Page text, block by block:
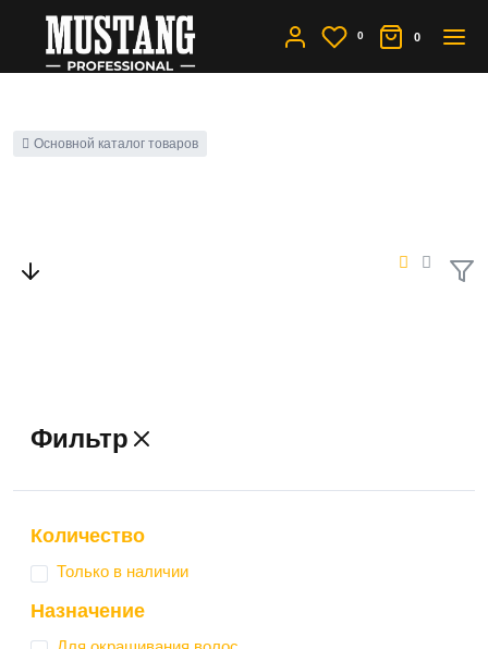
0 0
Основной каталог товаров
Фильтр
Количество
Только в наличии
Назначение